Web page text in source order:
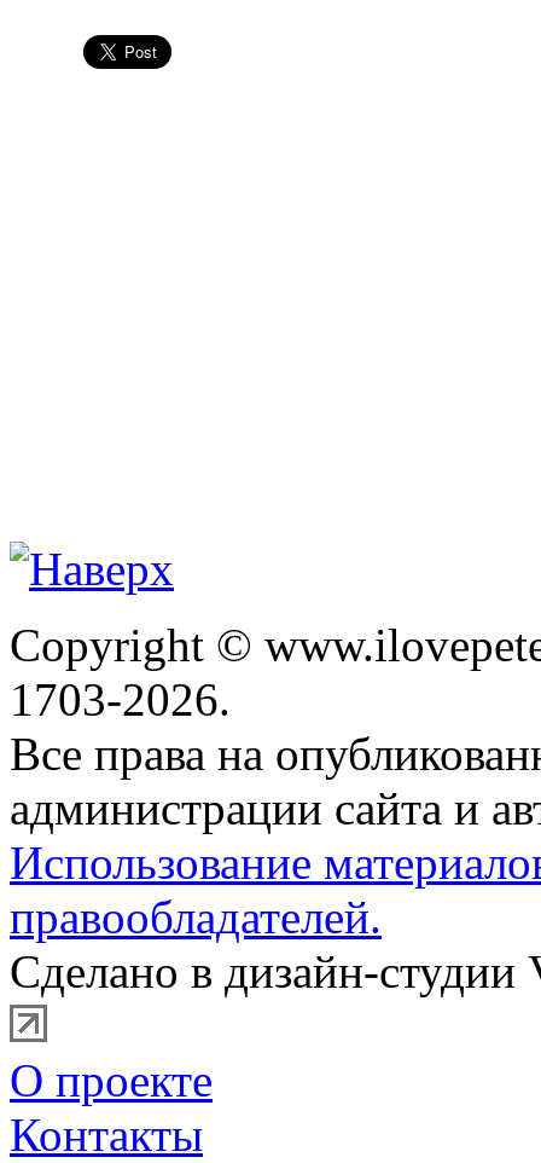
Copyright ©
1703-2026.
Все права на
администрации сайта и
Использование
правообладателей.
Сделано в дизайн-студии
О проекте
Контакты